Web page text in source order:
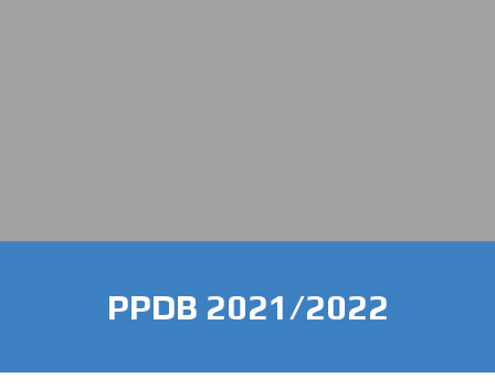
PPDB 2021/2022